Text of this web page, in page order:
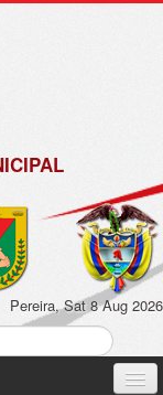
Pereira, Sat 8 Aug 2026